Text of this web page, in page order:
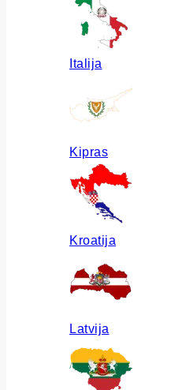
Italija
Kipras
Kroatija
Latvija